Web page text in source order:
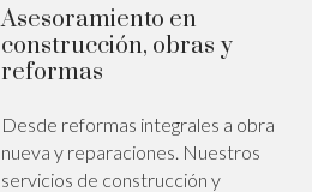
Asesoramiento en
construcción, obras y
reformas
Desde reformas integrales a obra
nueva y reparaciones. Nuestros
servicios de construcción y